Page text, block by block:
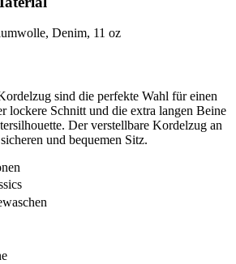
Denim, 11 oz
sind die perfekte Wahl für einen
lockere Schnitt und die extra langen Beine
Der verstellbare Kordelzug an
und bequemen Sitz.